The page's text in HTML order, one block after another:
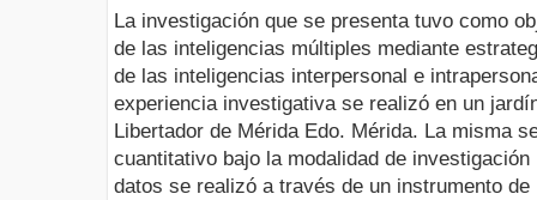
La investigación que se presenta tuvo como
de las inteligencias múltiples mediante
de las inteligencias interpersonal e
experiencia investigativa se realizó en un
Libertador de Mérida Edo. Mérida. La misma
cuantitativo bajo la modalidad de
datos se realizó a través de un instrumento